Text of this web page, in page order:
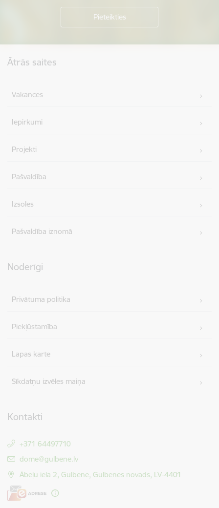
Ātrās saites
Vakances
Iepirkumi
Projekti
Pašvaldība
Izsoles
Pašvaldība iznomā
Noderīgi
Privātuma politika
Piekļūstamība
Lapas karte
Sīkdatņu izvēles maiņa
Kontakti
+371 64497710
E-pasts:
dome@gulbene.lv
Ābeļu iela 2, Gulbene, Gulbenes novads, LV-4401